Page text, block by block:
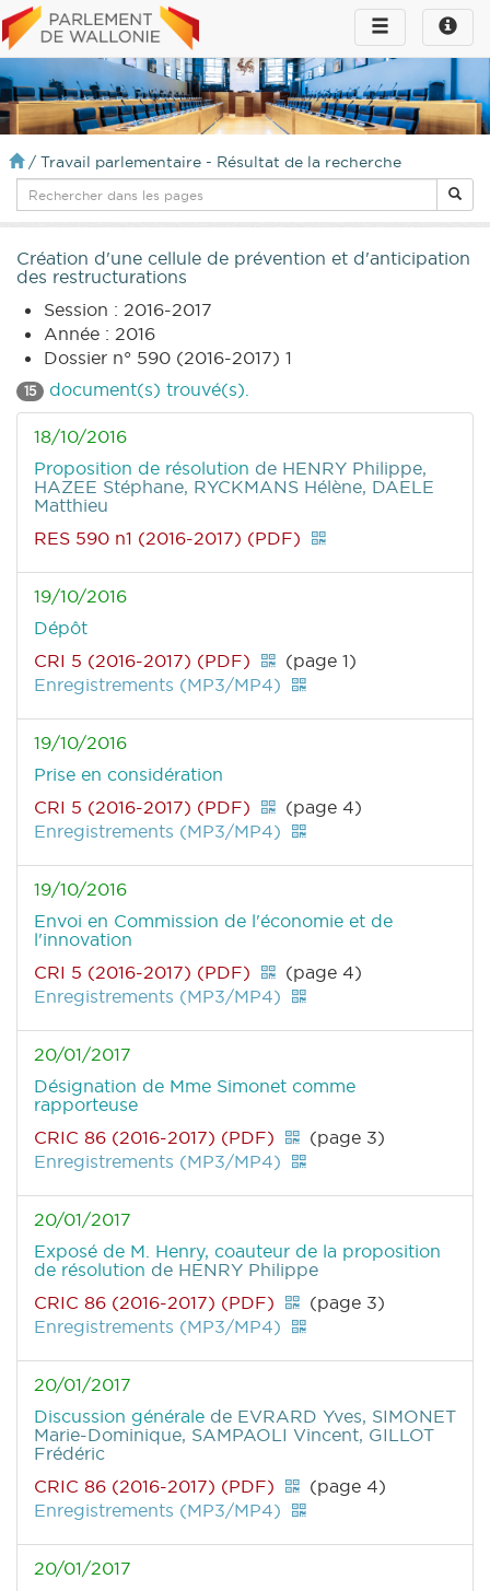
Toggle
infos
Toggle
navigation
/ Travail parlementaire - Résultat de la recherche
Création d'une cellule de prévention et d'anticipation
des restructurations
Session : 2016-2017
Année : 2016
Dossier n° 590 (2016-2017) 1
15 document(s) trouvé(s).
18/10/2016
Proposition de résolution de HENRY Philippe,
HAZEE Stéphane, RYCKMANS Hélène, DAELE
Matthieu
RES 590 n1 (2016-2017) (PDF)
19/10/2016
Dépôt
CRI 5 (2016-2017) (PDF)
(page 1)
Enregistrements (MP3/MP4)
19/10/2016
Prise en considération
CRI 5 (2016-2017) (PDF)
(page 4)
Enregistrements (MP3/MP4)
19/10/2016
Envoi en Commission de l'économie et de
l'innovation
CRI 5 (2016-2017) (PDF)
(page 4)
Enregistrements (MP3/MP4)
20/01/2017
Désignation de Mme Simonet comme
rapporteuse
CRIC 86 (2016-2017) (PDF)
(page 3)
Enregistrements (MP3/MP4)
20/01/2017
Exposé de M. Henry, coauteur de la proposition
de résolution de HENRY Philippe
CRIC 86 (2016-2017) (PDF)
(page 3)
Enregistrements (MP3/MP4)
20/01/2017
Discussion générale de EVRARD Yves, SIMONET
Marie-Dominique, SAMPAOLI Vincent, GILLOT
Frédéric
CRIC 86 (2016-2017) (PDF)
(page 4)
Enregistrements (MP3/MP4)
20/01/2017